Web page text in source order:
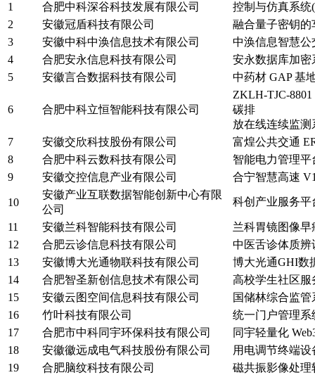
1
合肥中科深谷科技发展有限公司
控制与仿真系统
2
安徽冠盾科技有限公司
融合量子密钥
3
安徽中科中涣信息技术有限公司
中涣信息智慧公
4
合肥安永信息科技有限公司
安永数据库加密
5
安徽言合数据科技有限公司 中药材 GAP 基
6 合肥中科立恒智能科技有限公司
ZKLH-TJC-
碳排
放在线连续监测
7
安徽交欣科技股份有限公司
富煌公共交通
8
合肥中科云数科技有限公司
智能电力管理平
9
安徽交控信息产业有限公司 合宁智慧高速
10
安徽产业互联数据智能创新中心有限
公司
科创产业服务平
11 安徽兰科智能科技有限公司
兰科胃镜图像
12
合肥云诊信息科技有限公司
中医舌诊体质辨
13
安徽博大光通物联科技有限公司
博大光通GHI数
14
合肥智圣新创信息技术有限公司
高校学生社区服
15
安徽云图空间信息科技有限公司
国储林综合监管
16
竹叶科技有限公司
统一门户管理系
17
合肥市中科同宇环保科技有限公司
同宇轻量化
18
安徽徽远成电气科技股份有限公司
用电调节终端
19
合肥脑纹科技有限公司
磁共振影像处理